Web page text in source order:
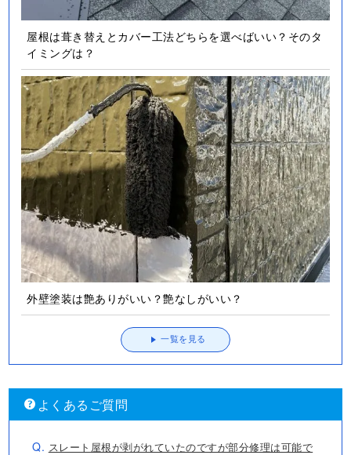
屋根は葺き替えとカバー工法どちらを選べばいい？そのタ
イミングは？
外壁塗装は艶ありがいい？艶なしがいい？
一覧を見る
よくあるご質問
Q. スレート屋根が剥がれていたのですが部分修理は可能で